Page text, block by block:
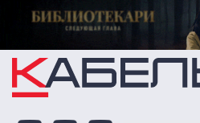
Перейти к основному